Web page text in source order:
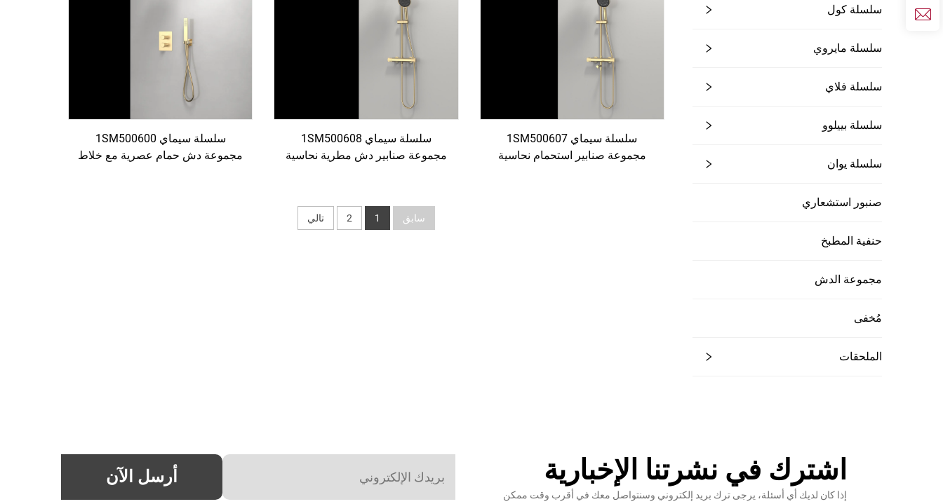
سلسلة كول
سلسلة مايروي
سلسلة فلاي
سلسلة بييلوو
سلسلة يوان
صنبور استشعاري
حنفية المطبخ
مجموعة الدش
مُخفى
الملحقات
سلسلة سيماي 1SM500607
مجموعة صنابير استحمام نحاسية
سلسلة سيماي 1SM500608
مجموعة صنابير دش مطرية نحاسية
سلسلة سيماي 1SM500600
مجموعة دش حمام عصرية مع خلاط
سابق 1
2 تالي
اشترك في نشرتنا الإخبارية
إذا كان لديك أي أسئلة، يرجى ترك بريد إلكتروني وسنتواصل معك في أقرب وقت ممكن
أرسل الآن